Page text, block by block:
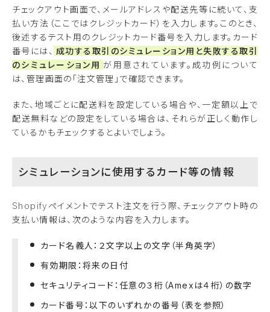
チェックアウト画面で、メールアドレスや配送先等に続いて、支
払い方法（ここではクレジットカード）を入力します。このとき、
後述するテスト用のクレジットカード番号を入力します。カード
番号には、 成功する取引のシミュレーション用と失敗する取引
のシミュレーション用 が用意されています。成功例について
は、管理画面の「注文管理」で確認できます。
また、地域ごとに配送料を設定している場合や、一定額以上で
配送無料などの設定をしている場合は、それらが正しく動作し
ているかもチェックするとよいでしょう。
シミュレーションに使用するカード等の情報
Shopifyペイメントでテスト注文を行う際、チェックアウト時の
支払い情報は、次のような内容を入力します。
カード名義人：２文字以上の文字（半角英字）
有効期限：将来の日付
セキュリティコード：任意の３桁（Amexは４桁）の数字
カード番号：以下のいずれかの番号（表を参照）